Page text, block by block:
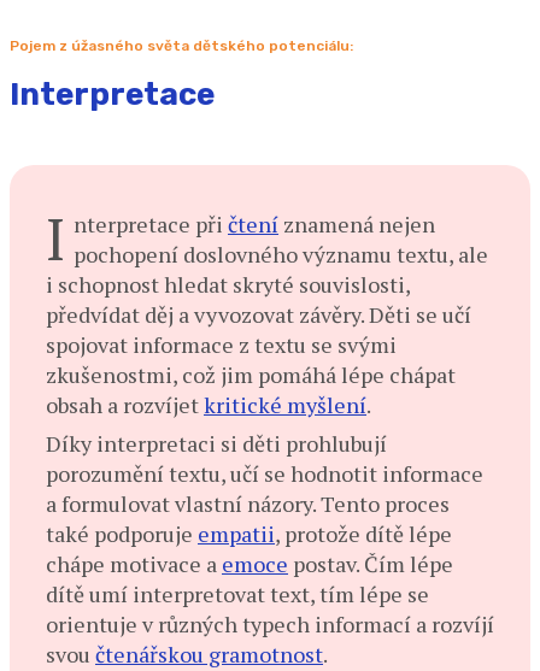
Pojem z úžasného světa dětského potenciálu:
Interpretace
I nterpretace při čtení znamená nejen
pochopení doslovného významu textu, ale
i schopnost hledat skryté souvislosti,
předvídat děj a vyvozovat závěry. Děti se učí
spojovat informace z textu se svými
zkušenostmi, což jim pomáhá lépe chápat
obsah a rozvíjetkritické myšlení.
Díky interpretaci si děti prohlubují
porozumění textu, učí se hodnotit informace
a formulovat vlastní názory. Tento proces
také podporuje empatii, protože dítě lépe
chápe motivace a emoce postav. Čím lépe
dítě umí interpretovat text, tím lépe se
orientuje v různých typech informací a rozvíjí
svou čtenářskou gramotnost.